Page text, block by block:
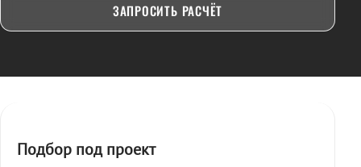
ЗАПРОСИТЬ РАСЧЁТ
Подбор под проект